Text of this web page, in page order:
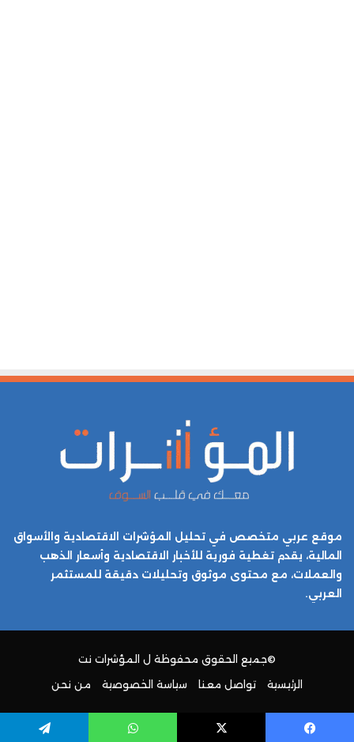
موقع عربي متخصص في تحليل المؤشرات الاقتصادية والأسواق
المالية، يقدم تغطية فورية للأخبار الاقتصادية وأسعار الذهب
والعملات، مع محتوى موثوق وتحليلات دقيقة للمستثمر
العربي.
©جميع الحقوق محفوظة ل المؤشرات نت
الرئيسية
تواصل معنا سياسة الخصوصية من نحن